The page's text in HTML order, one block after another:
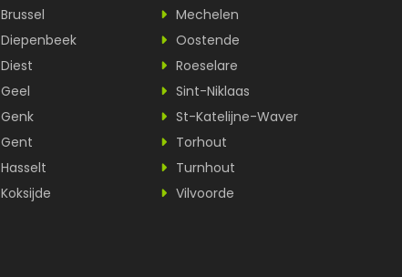
Brussel
Diepenbeek
Diest
Geel
Genk
Gent
Hasselt
Koksijde
Mechelen
Oostende
Roeselare
Sint-Niklaas
St-Katelijne-Waver
Torhout
Turnhout
Vilvoorde